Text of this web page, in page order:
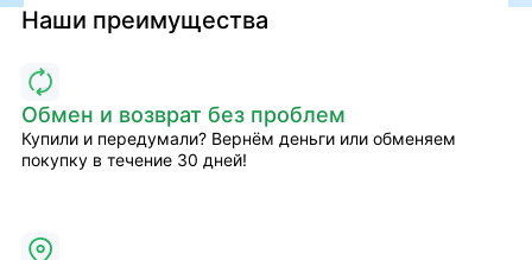
Наши преимущества
Обмен и возврат без проблем
Купили и передумали? Вернём деньги или обменяем
покупку в течение 30 дней!